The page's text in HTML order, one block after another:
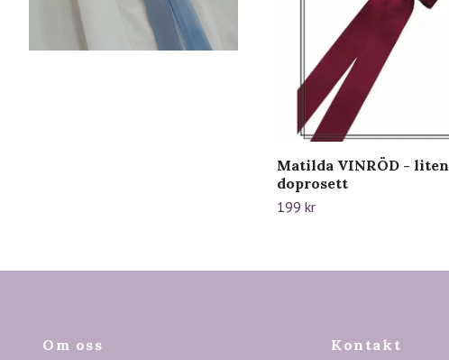
Matilda VINRÖD - liten
doprosett
199 kr
Om oss Kontakt